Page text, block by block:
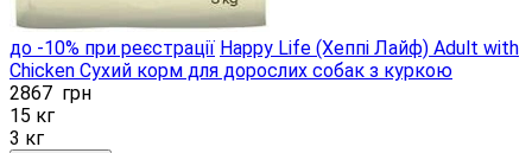
до -10% при реєстрації Happy Life (Хеппі Лайф) Adult with
Chicken Сухий корм для дорослих собак з куркою
2867 грн
15 кг
3 кг